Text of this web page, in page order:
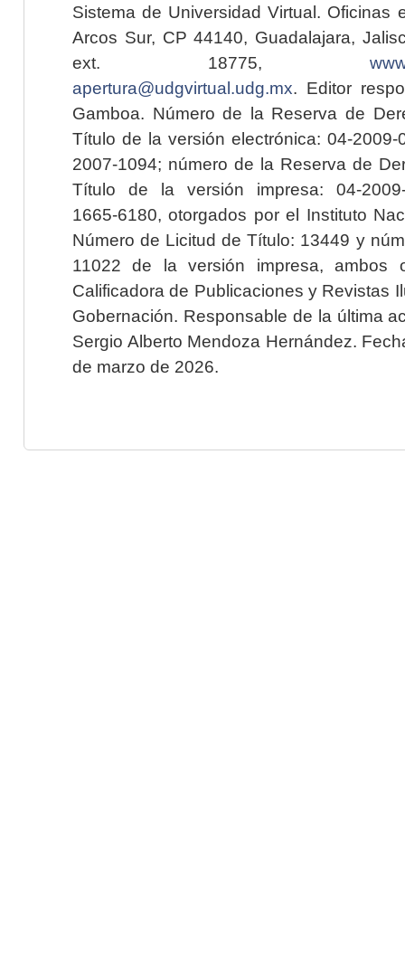
Sistema de Universidad Virtual. Oficinas
Arcos Sur, CP 44140, Guadalajara,
ext. 18775,
apertura@udgvirtual.udg.mx. Editor
Gamboa. Número de la Reserva de
Título de la versión electrónica: 04-2009-
2007-1094; número de la Reserva de
Título de la versión impresa: 04-2009-
1665-6180, otorgados por el Instituto
Número de Licitud de Título: 13449 y
11022 de la versión impresa, ambos
Calificadora de Publicaciones y Revistas
Gobernación. Responsable de la última
Sergio Alberto Mendoza Hernández.
de marzo de 2026.